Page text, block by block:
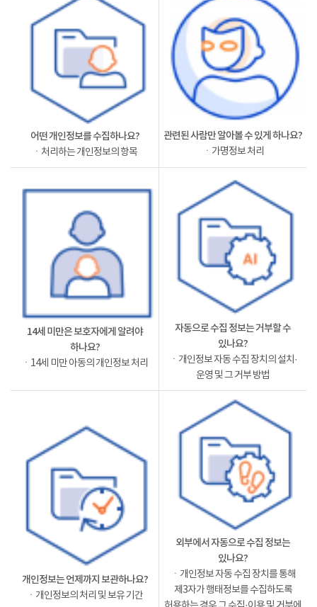
어떤 개인정보를 수집하나요?
ㆍ처리하는 개인정보의 항목
관련된 사람만 알아볼 수 있게 하나요?
ㆍ가명정보 처리
14세 미만은 보호자에게 알려야
하나요?
ㆍ14세 미만 아동의 개인정보 처리
자동으로 수집 정보는 거부할 수
있나요?
ㆍ개인정보 자동 수집 장치의 설치·
운영 및 그 거부 방법
개인정보는 언제까지 보관하나요?
ㆍ개인정보의 처리 및 보유 기간
외부에서 자동으로 수집 정보는
있나요?
ㆍ개인정보 자동 수집 장치를 통해
제3자가 행태정보를 수집하도록